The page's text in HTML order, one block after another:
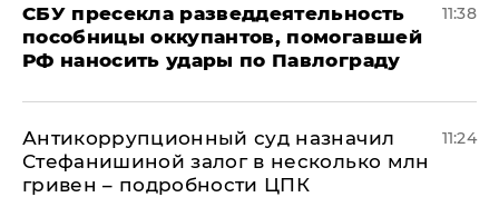
СБУ пресекла разведдеятельность
пособницы оккупантов, помогавшей
РФ наносить удары по Павлограду
11:38
Антикоррупционный суд назначил
Стефанишиной залог в несколько млн
гривен – подробности ЦПК
11:24